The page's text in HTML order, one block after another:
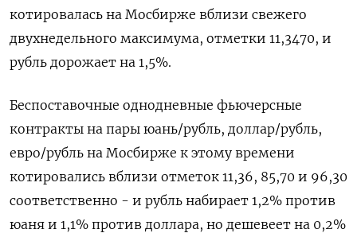
котировалась на Мосбирже вблизи свежего
двухнедельного максимума, отметки 11,3470, и
рубль дорожает на 1,5%.
Беспоставочные однодневные фьючерсные
контракты на пары юань/рубль, доллар/рубль,
евро/рубль на Мосбирже к этому времени
котировались вблизи отметок 11,36, 85,70 и 96,30
соответственно - и рубль набирает 1,2% против
юаня и 1,1% против доллара, но дешевеет на 0,2%